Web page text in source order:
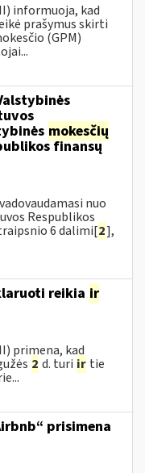
informuoja, kad
prašymus skirti
(GPM)
mokesčių
finansų
nuo
Respublikos
6 dalimi[2],
reikia ir
primena, kad
2 d. turi ir tie
prisimena